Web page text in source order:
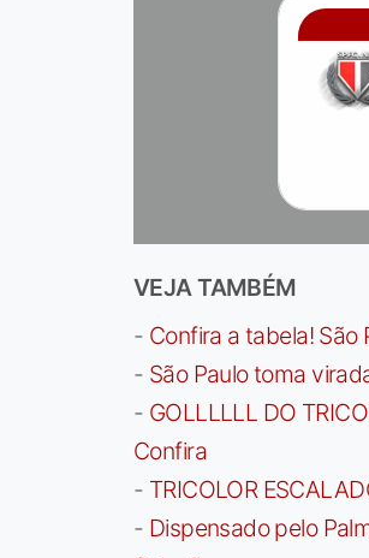
VEJA TAMBÉM
- Confira a tabela!
- São Paulo toma
- GOLLLLLL DO
Confira
- TRICOLOR
- Dispensado pelo